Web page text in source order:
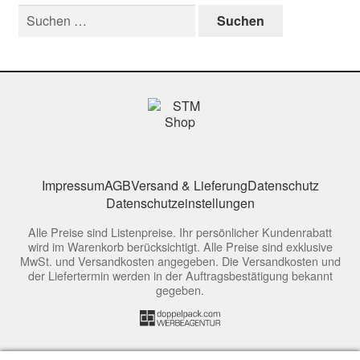
Suchen
nach:
ImpressumAGBVersand & LieferungDatenschutz
Datenschutzeinstellungen
Alle Preise sind Listenpreise. Ihr persönlicher Kundenrabatt
wird im Warenkorb berücksichtigt. Alle Preise sind exklusive
MwSt. und Versandkosten angegeben. Die Versandkosten und
der Liefertermin werden in der Auftragsbestätigung bekannt
gegeben.